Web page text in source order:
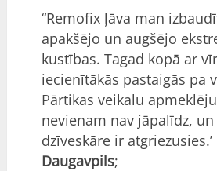
“Remofix ļāva man
apakšējo un augšējo
kustības. Tagad kopā ar
iecienītākās pastaigās pa
Pārtikas veikalu
nevienam nav jāpalīdz,
dzīveskāre ir atgriezusies.’
Daugavpils;